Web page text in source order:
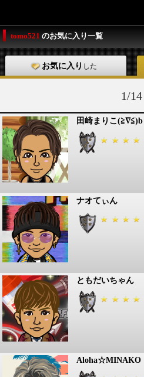
tomo521 のお気に入り一覧
お気に入り した
1/14
田崎まりこ(≧∇≦)b
ナオてぃん
ともだいちゃん
Aloha☆MINAKO